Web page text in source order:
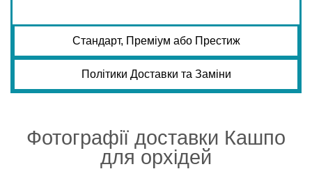
Стандарт, Преміум або Престиж
Політики Доставки та Заміни
Фотографії доставки Кашпо
для орхідей